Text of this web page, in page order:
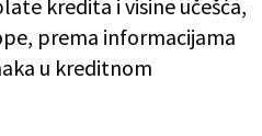
kredita i visine učešća,
prema informacijama
u kreditnom